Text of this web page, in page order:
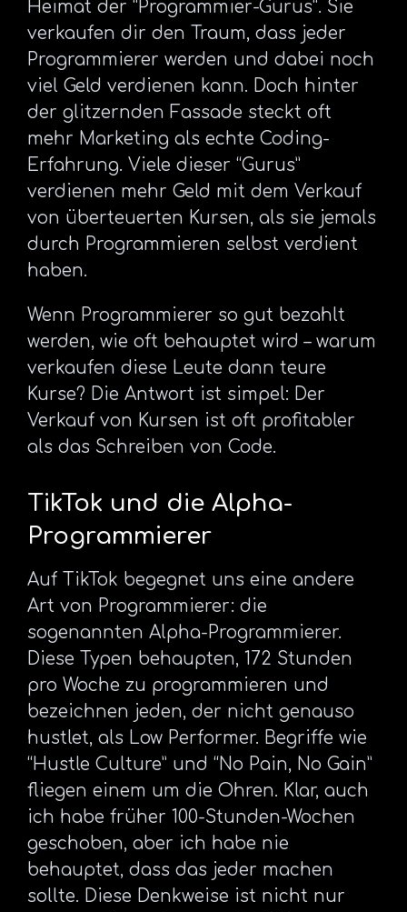
Heimat der “Programmier-Gurus”. Sie
verkaufen dir den Traum, dass jeder
Programmierer werden und dabei noch
viel Geld verdienen kann. Doch hinter
der glitzernden Fassade steckt oft
mehr Marketing als echte Coding-
Erfahrung. Viele dieser “Gurus”
verdienen mehr Geld mit dem Verkauf
von überteuerten Kursen, als sie jemals
durch Programmieren selbst verdient
haben.
Wenn Programmierer so gut bezahlt
werden, wie oft behauptet wird – warum
verkaufen diese Leute dann teure
Kurse? Die Antwort ist simpel: Der
Verkauf von Kursen ist oft profitabler
als das Schreiben von Code.
TikTok und die Alpha-
Programmierer
Auf TikTok begegnet uns eine andere
Art von Programmierer: die
sogenannten Alpha-Programmierer.
Diese Typen behaupten, 172 Stunden
pro Woche zu programmieren und
bezeichnen jeden, der nicht genauso
hustlet, als Low Performer. Begriffe wie
“Hustle Culture” und “No Pain, No Gain”
fliegen einem um die Ohren. Klar, auch
ich habe früher 100-Stunden-Wochen
geschoben, aber ich habe nie
behauptet, dass das jeder machen
sollte. Diese Denkweise ist nicht nur